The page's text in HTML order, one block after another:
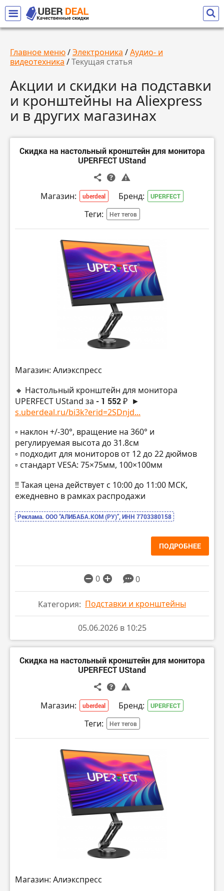
Главное меню/Электроника /Аудио- и
видеотехника /Текущая статья
Акции и скидки на подставки
и кронштейны на Aliexpress
и в других магазинах
Скидка на настольный кронштейн для монитора
UPERFECT UStand
Магазин: uberdeal Бренд: UPERFECT
Теги: Нет тегов
Магазин: Алиэкспресс
🔸 Настольный кронштейн для монитора
UPERFECT UStand за - 1 552 ₽ ►
s.uberdeal.ru/bi3k?erid=2SDnjd...
▫️ наклон +/-30°, вращение на 360° и
регулируемая высота до 31.8см
▫️ подходит для мониторов от 12 до 22 дюймов
▫️ стандарт VESA: 75×75мм, 100×100мм
‼️ Такая цена действует с 10:00 до 11:00 МСК,
ежедневно в рамках распродажи
Реклама. ООО “АЛИБАБА.КОМ (РУ)”, ИНН 7703380158
ПОДРОБНЕЕ
0 0
Категория: Подставки и кронштейны
05.06.2026 в 10:25
Скидка на настольный кронштейн для монитора
UPERFECT UStand
Магазин: uberdeal Бренд: UPERFECT
Теги: Нет тегов
Магазин: Алиэкспресс